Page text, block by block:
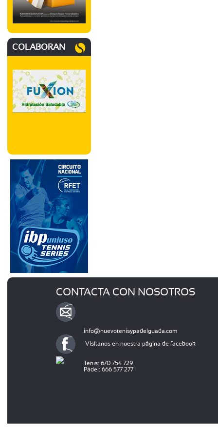
COLABORAN
CONTACTA CON NOSOTROS
info@nuevotenisypadelguada.com
Visítanos en nuestra página de facebook
Tenis: 670 754 729
Pádel: 666 577 277